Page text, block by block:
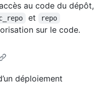
au code du dépôt,
et repo
sur le code.
déploiement